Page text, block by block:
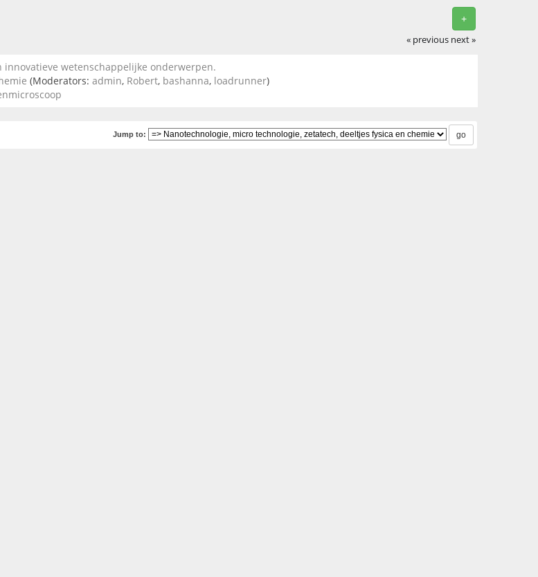
+
« previous next »
wetenschappelijke onderwerpen.
(Moderators: admin, Robert, bashanna, loadrunner)
Jump to: